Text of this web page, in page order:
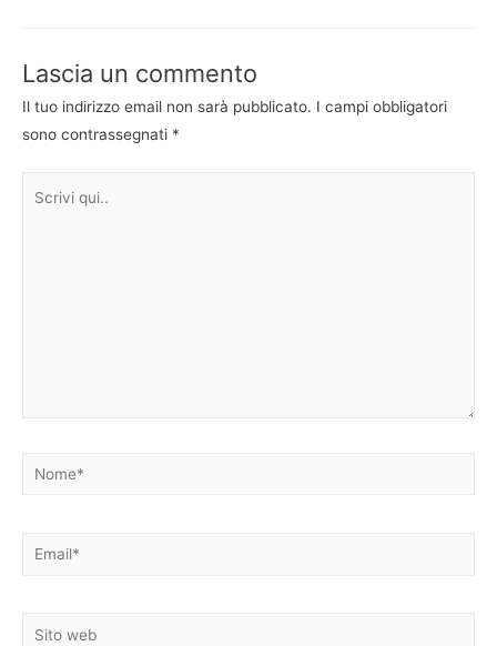
Lascia un commento
Il tuo indirizzo email non sarà pubblicato. I campi obbligatori
sono contrassegnati *
Nome*
Email*
Sito